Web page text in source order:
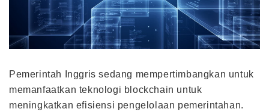
Pemerintah Inggris sedang mempertimbangkan untuk
memanfaatkan teknologi blockchain untuk
meningkatkan efisiensi pengelolaan pemerintahan.